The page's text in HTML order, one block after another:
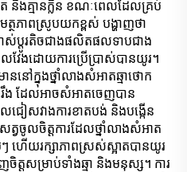
និងគ្មានក្លិន ខណៈពេលដែលគ្រប់
ត្ថភាពស្រូបយកខ្ពស់ បង្ហាញថា
លាស់ប្ដូរតិចជាងផលិតផលទាបជាង
ែងដោយការប្រើប្រាស់បានយូរ។
នៅក្នុងថ្នាំលាងសំអាតឆ្មាថោក
ង ដែលអាចសំអាតចេញបាន
ជៀសវាងការខាតបង់ និងបង្កើន
ត្វចូលចិត្តការដែលថ្នាំលាងសំអាត
មៗ ហើយរក្សាភាពស្រស់ស្អាតបានយូរ
តសម្រាប់ទាំងឆ្មា និងមនុស្ស។ ការ